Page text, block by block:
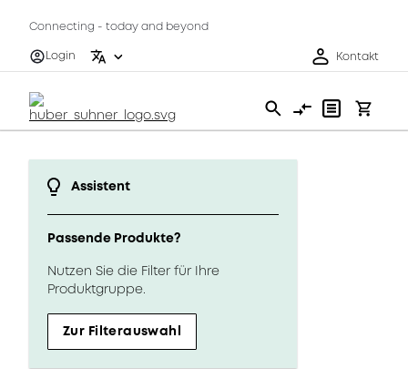
Connecting - today and beyond
Login
Kontakt
Assistent
Passende Produkte?
Nutzen Sie die Filter für Ihre
Produktgruppe.
Zur Filterauswahl